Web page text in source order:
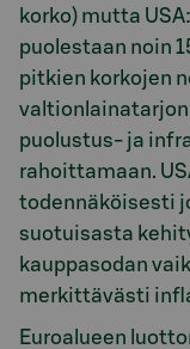
korko) mutta
puolestaan noin
pitkien korkojen
puolustus- ja
rahoittamaan.
todennäköisesti
suotuisasta
kauppasodan
merkittävästi
Euroalueen